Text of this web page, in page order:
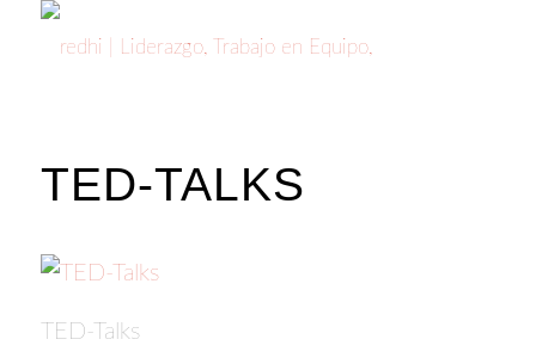
TED-TALKS
TED-Talks